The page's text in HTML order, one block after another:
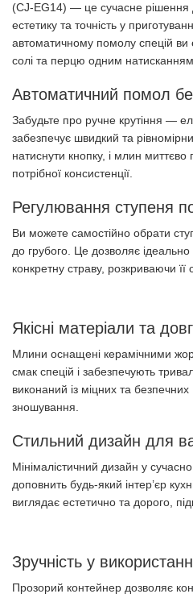
(CJ-EG14) — це сучасне рішення
естетику та точність у
автоматичному помолу спецій ви
солі та перцю одним натисканням
Автоматичний помол
Забудьте про ручне крутіння —
забезпечує швидкий та
натиснути кнопку, і млин миттєво
потрібної консистенції.
Регулювання ступеня
Ви можете самостійно обрати
до грубого. Це дозволяє ідеально
конкретну страву, розкриваючи
Якісні матеріали та
Млини оснащені керамічними
смак спецій і забезпечують
виконаний із міцних та безпечних
зношування.
Стильний дизайн для
Мінімалістичний дизайн у
доповнить будь-який інтер’єр
виглядає естетично та дорого,
Зручність у
Прозорий контейнер дозволяє